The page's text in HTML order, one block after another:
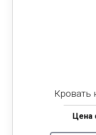
Кровать
Цена